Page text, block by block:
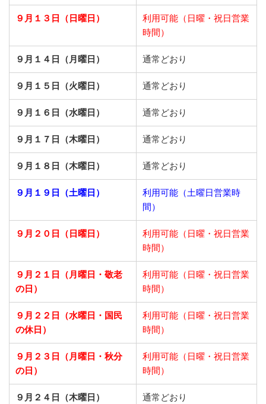
９月１３日（日曜日）
利用可能（日曜・祝日営業
時間）
９月１４日（月曜日） 通常どおり
９月１５日（火曜日） 通常どおり
９月１６日（水曜日） 通常どおり
９月１７日（木曜日） 通常どおり
９月１８日（木曜日） 通常どおり
９月１９日（土曜日）
利用可能（土曜日営業時
間）
９月２０日（日曜日）
利用可能（日曜・祝日営業
時間）
９月２１日
（月曜日・敬老
の日）
利用可能（日曜・祝日営業
時間）
９月２２日
（水曜日・国民
の休日）
利用可能（日曜・祝日営業
時間）
９月２３日
（月曜日・秋分
の日）
利用可能（日曜・祝日営業
時間）
９月２４日（木曜日） 通常どおり